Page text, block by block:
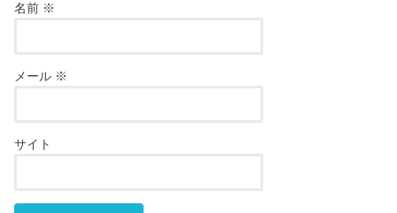
名前 ※
メール ※
サイト